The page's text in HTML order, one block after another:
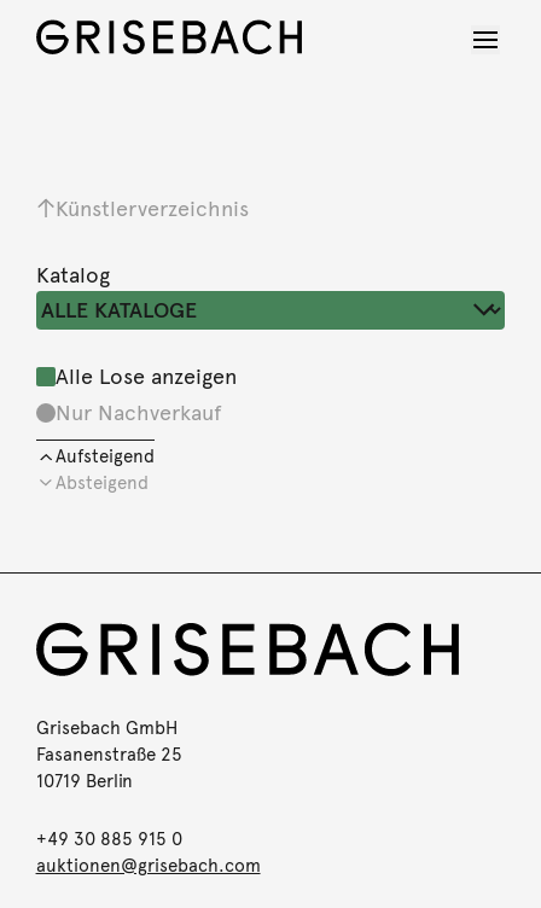
Künstlerverzeichnis
Katalog
Alle Lose anzeigen
Nur Nachverkauf
Aufsteigend
Absteigend
Grisebach GmbH
Fasanenstraße 25
10719 Berlin
+49 30 885 915 0
auktionen@grisebach.com